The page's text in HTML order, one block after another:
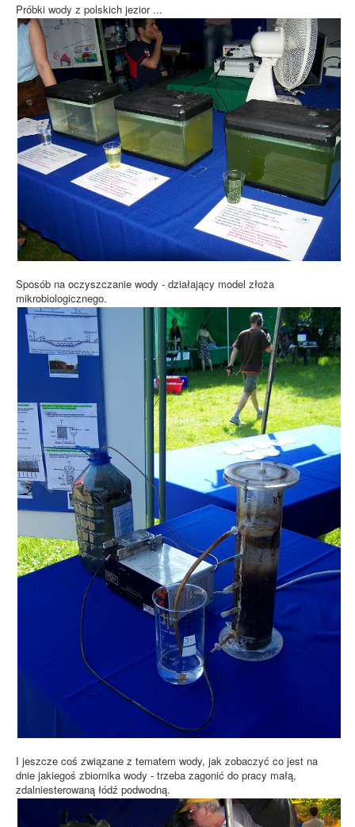
Próbki wody z polskich jezior ...
Sposób na oczyszczanie wody - działający model złoża
mikrobiologicznego.
I jeszcze coś związane z tematem wody, jak zobaczyć co jest na
dnie jakiegoś zbiornika wody - trzeba zagonić do pracy małą,
zdalniesterowaną łódź podwodną.